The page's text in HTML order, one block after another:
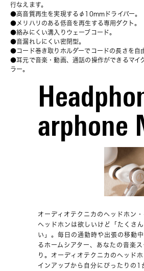
行なえます。
●高音質再生を実現するφ10mmドライバー。
●メリハリのある低音を再生する専用ダクト。
●絡みにくい溝入りウェーブコード。
●音漏れしにくい密閉型。
●コード巻き取りホルダーでコードの長さを自
●耳元で音楽・動画、通話の操作ができるマイ
ラー。
arphone
オーディオテクニカのヘッドホン
ヘッドホンは欲しいけど「たくさ
い」。毎日の通勤時や出張の移動
るホームシアター、あなたの音楽
り。オーディオテクニカのヘッド
インアップから自分にぴったりの1